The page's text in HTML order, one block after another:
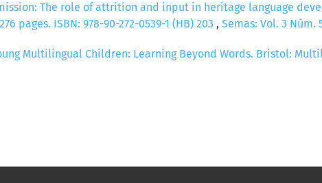
The role of attrition and input in heritage language
pages. ISBN: 978-90-272-0539-1 (HB) 203 , Semas: Vol. 3 Núm.
Multilingual Children: Learning Beyond Words. Bristol: